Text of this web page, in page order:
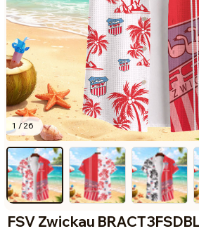
1 / 26
FSV Zwickau